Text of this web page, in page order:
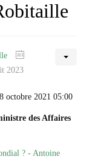
2023
octobre 2021 05:00
des Affaires
? - Antoine